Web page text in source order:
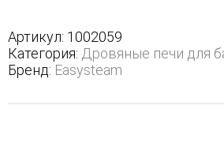
кожухе
с
открытым
верхом
Артикул: 1002059
Категория: Дровяные печи для
Бренд: Easysteam